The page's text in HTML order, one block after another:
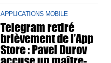
APPLICATIONS MOBILE
Telegram retiré
brièvement de l’App
Store : Pavel Durov